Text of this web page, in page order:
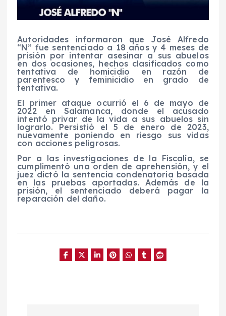
Autoridades informaron que José Alfredo
“N” fue sentenciado a 18 años y 4 meses de
prisión por intentar asesinar a sus abuelos
en dos ocasiones, hechos clasificados como
tentativa de homicidio en razón de
parentesco y feminicidio en grado de
tentativa.
El primer ataque ocurrió el 6 de mayo de
2022 en Salamanca, donde el acusado
intentó privar de la vida a sus abuelos sin
lograrlo. Persistió el 5 de enero de 2023,
nuevamente poniendo en riesgo sus vidas
con acciones peligrosas.
Por a las investigaciones de la Fiscalía, se
cumplimentó una orden de aprehensión, y el
juez dictó la sentencia condenatoria basada
en las pruebas aportadas. Además de la
prisión, el sentenciado deberá pagar la
reparación del daño.